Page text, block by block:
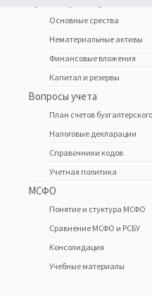
Основные срества
Нематериальные активы
Финансовые вложения
Капитал и резервы
Вопросы учета
План счетов
Налоговые декларации
Справочники кодов
Учетная политика
МСФО
Понятие и стуктура МСФО
Сравнение МСФО и РСБУ
Консолидация
Учебные материалы